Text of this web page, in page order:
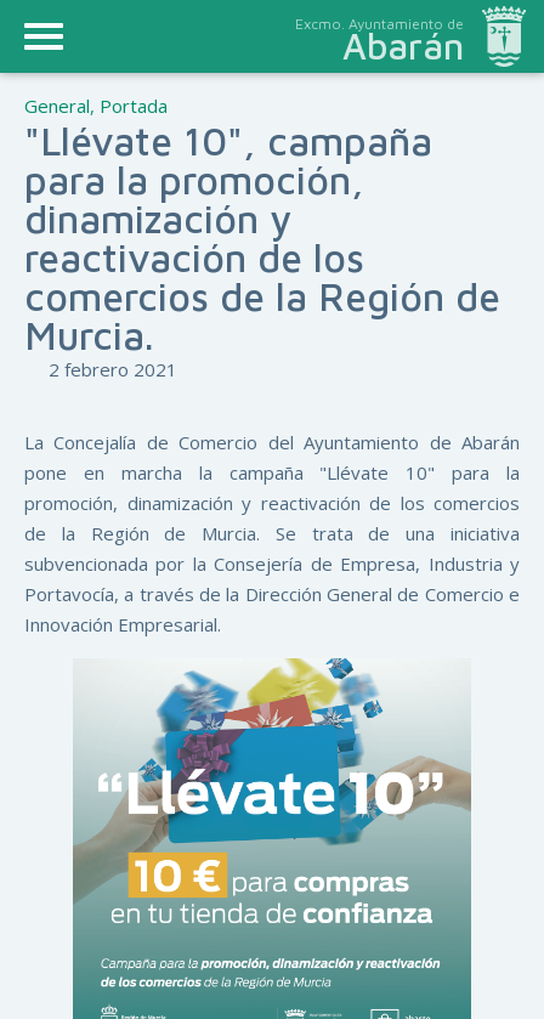
Excmo. Ayuntamiento de
Abarán
General, Portada
"Llévate 10", campaña
para la promoción,
dinamización y
reactivación de los
comercios de la Región de
Murcia.
2 febrero 2021
La Concejalía de Comercio del Ayuntamiento de Abarán
pone en marcha la campaña "Llévate 10" para la
promoción, dinamización y reactivación de los comercios
de la Región de Murcia. Se trata de una iniciativa
subvencionada por la Consejería de Empresa, Industria y
Portavocía, a través de la Dirección General de Comercio e
Innovación Empresarial.